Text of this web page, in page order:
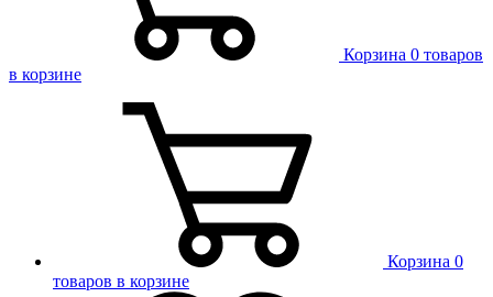
Корзина 0 товаров
в корзине
Корзина 0
товаров в корзине